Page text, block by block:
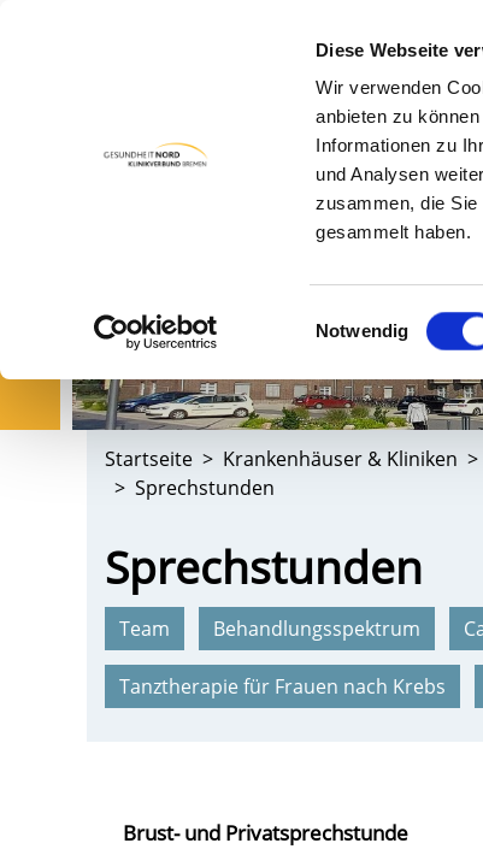
Diese Webseite
Wir verwenden
anbieten zu
Informationen zu
und Analysen
zusammen, die
gesammelt haben.
Einwilligungsauswahl
Notwendig
Startseite Krankenhäuser & Kliniken
Sprechstunden
Sprechstunden
Team Behandlungsspektrum
Tanztherapie für Frauen nach Krebs
Brust- und Privatsprechstunde